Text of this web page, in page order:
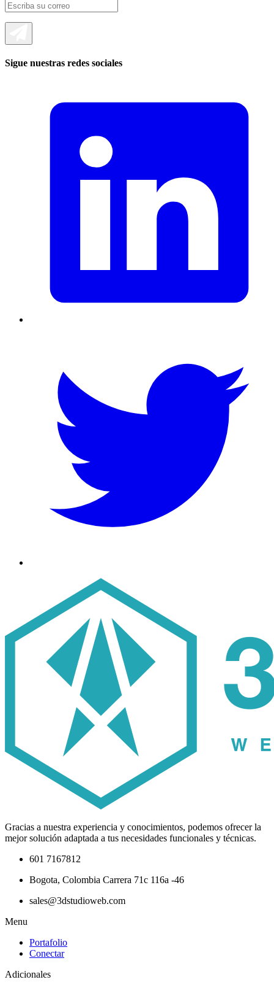
Sigue nuestras redes sociales
Gracias a nuestra experiencia y conocimientos, podemos ofrecer la
mejor solución adaptada a tus necesidades funcionales y técnicas.
601 7167812
Bogota, Colombia Carrera 71c 116a -46
sales@3dstudioweb.com
Menu
Portafolio
Conectar
Adicionales